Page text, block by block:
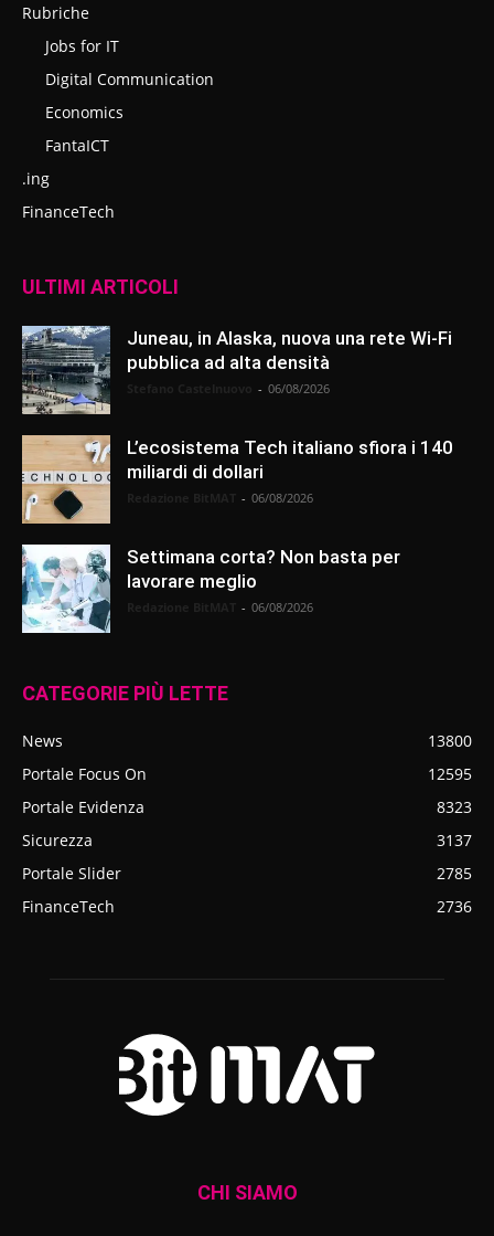
Rubriche
Jobs for IT
Digital Communication
Economics
FantaICT
.ing
FinanceTech
ULTIMI ARTICOLI
Juneau, in Alaska, nuova una rete Wi-Fi
pubblica ad alta densità
- 06/08/2026
L’ecosistema Tech italiano sfiora i 140
miliardi di dollari
- 06/08/2026
Settimana corta? Non basta per
lavorare meglio
- 06/08/2026
CATEGORIE PIÙ LETTE
News
13800
Portale Focus On
12595
Portale Evidenza
8323
Sicurezza
3137
Portale Slider
2785
FinanceTech
2736
CHI SIAMO